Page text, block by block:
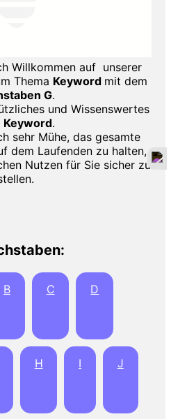
Willkommen auf unserer
Thema Keyword mit dem
G.
und Wissenswertes
Keyword.
sehr Mühe, das gesamte
dem Laufenden zu halten,
Nutzen für Sie sicher zu
B C D
H I J